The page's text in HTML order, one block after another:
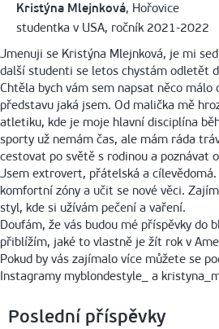
Kristýna Mlejnková, Hořovice
studentka v USA, ročník 2021-2022
Jmenuji se Kristýna Mlejnková, je mi
další studenti se letos chystám odletět
Chtěla bych vám sem napsat něco málo
představu jaká jsem. Od malička mě
atletiku, kde je moje hlavní disciplína
sporty už nemám čas, ale mám ráda
cestovat po světě s rodinou a poznávat
Jsem extrovert, přátelská a
komfortní zóny a učit se nové věci.
styl, kde si užívám pečení a vaření.
Doufám, že vás budou mé příspěvky do
přiblížím, jaké to vlastně je žít rok v
Pokud by vás zajímalo více můžete se
Instagramy myblondestyle_ a
Poslední příspěvky